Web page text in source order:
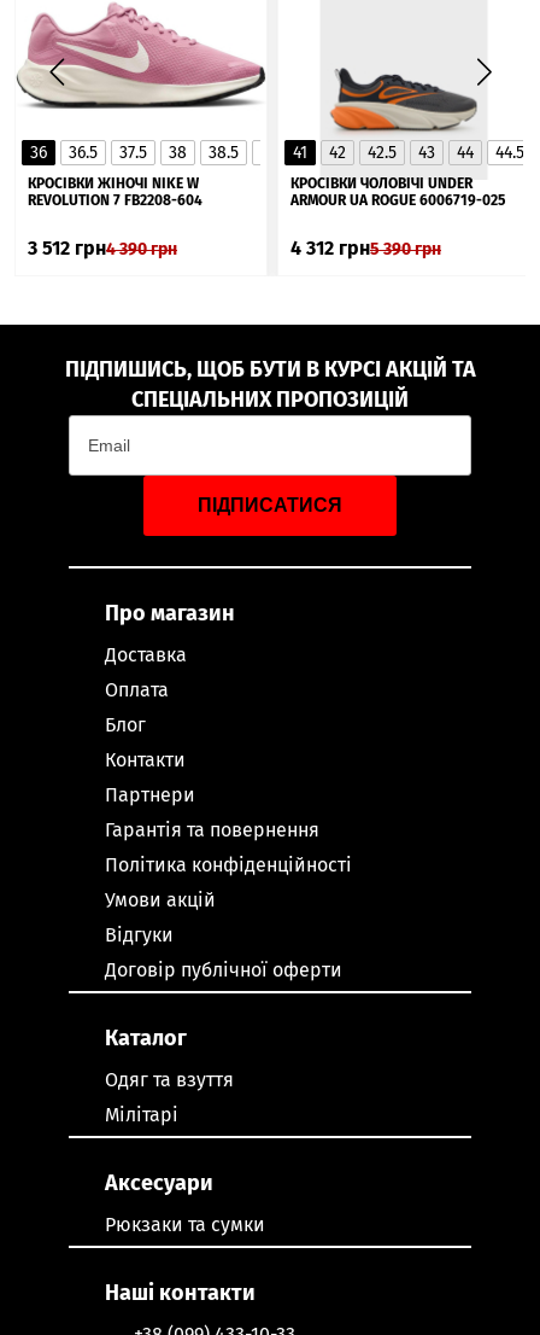
36 36.5 37.5 38 38.5 40 40.5
41
▲
КРОСІВКИ ЖІНОЧІ NIKE W
REVOLUTION 7 FB2208-604
3 512 грн4 390грн
41 42 42.5 43 44 44.5
КРОСІВКИ ЧОЛОВІЧІ UNDER
ARMOUR UA ROGUE 6006719-025
4 312 грн5 390грн
ПІДПИШИСЬ, ЩОБ БУТИ В КУРСІ АКЦІЙ ТА
СПЕЦІАЛЬНИХ ПРОПОЗИЦІЙ
ПІДПИСАТИСЯ
Про магазин
Доставка
Оплата
Блог
Контакти
Партнери
Гарантія та повернення
Політика конфіденційності
Умови акцій
Відгуки
Договір публічної оферти
Каталог
Одяг та взуття
Мілітарі
Аксесуари
Рюкзаки та сумки
Наші контакти